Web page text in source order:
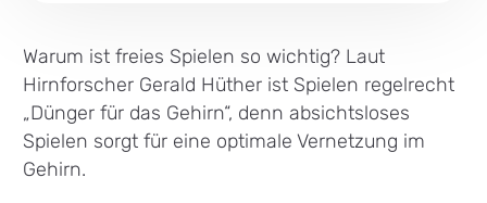
Warum ist freies Spielen so wichtig? Laut
Hirnforscher Gerald Hüther ist Spielen regelrecht
„Dünger für das Gehirn“, denn absichtsloses
Spielen sorgt für eine optimale Vernetzung im
Gehirn.